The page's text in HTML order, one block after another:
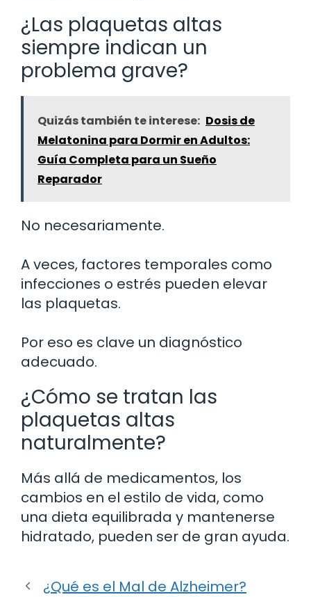
¿Las plaquetas altas
siempre indican un
problema grave?
Quizás también te interese: Dosis de
Melatonina para Dormir en Adultos:
Guía Completa para un Sueño
Reparador
No necesariamente.
A veces, factores temporales como
infecciones o estrés pueden elevar
las plaquetas.
Por eso es clave un diagnóstico
adecuado.
¿Cómo se tratan las
plaquetas altas
naturalmente?
Más allá de medicamentos, los
cambios en el estilo de vida, como
una dieta equilibrada y mantenerse
hidratado, pueden ser de gran ayuda.
¿Qué es el Mal de Alzheimer?